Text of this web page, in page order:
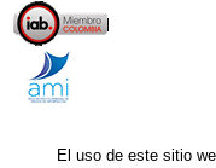
El uso de este sitio